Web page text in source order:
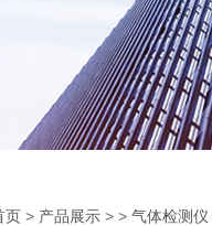
页 > 产品展示 > > 气体检测仪